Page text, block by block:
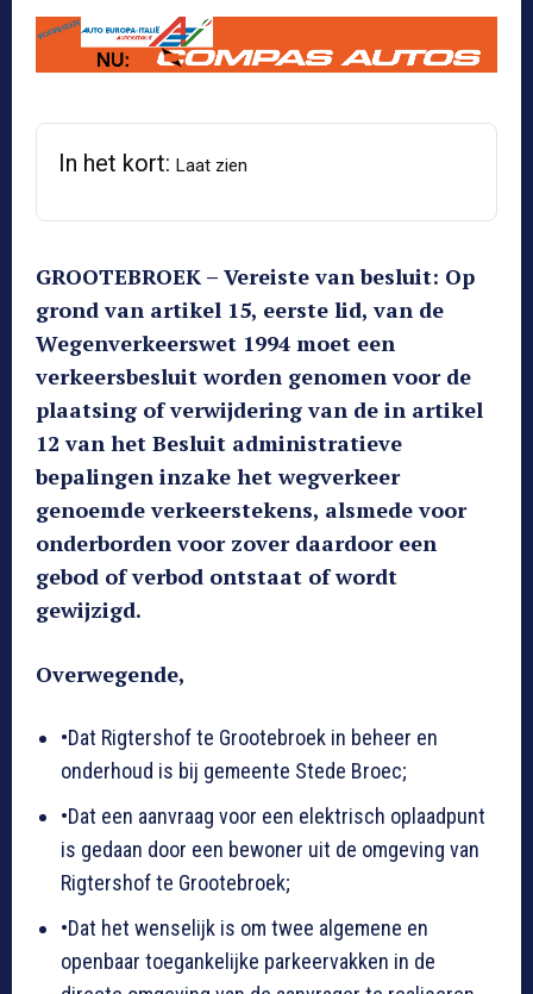
In het kort: Laat zien
GROOTEBROEK – Vereiste van besluit: Op
grond van artikel 15, eerste lid, van de
Wegenverkeerswet 1994 moet een
verkeersbesluit worden genomen voor de
plaatsing of verwijdering van de in artikel
12 van het Besluit administratieve
bepalingen inzake het wegverkeer
genoemde verkeerstekens, alsmede voor
onderborden voor zover daardoor een
gebod of verbod ontstaat of wordt
gewijzigd.
Overwegende,
•Dat Rigtershof te Grootebroek in beheer en
onderhoud is bij gemeente Stede Broec;
•Dat een aanvraag voor een elektrisch oplaadpunt
is gedaan door een bewoner uit de omgeving van
Rigtershof te Grootebroek;
•Dat het wenselijk is om twee algemene en
openbaar toegankelijke parkeervakken in de